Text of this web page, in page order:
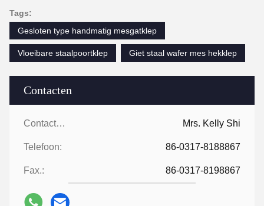
Contacten
Contacten: Mrs. Kelly Shi
Telefoon: 86-0317-8188867
Fax.: 86-0317-8198867
Tags:
Gesloten type handmatig mesgatklep
Vloeibare staalpoortklep Giet staal wafer mes hekklep